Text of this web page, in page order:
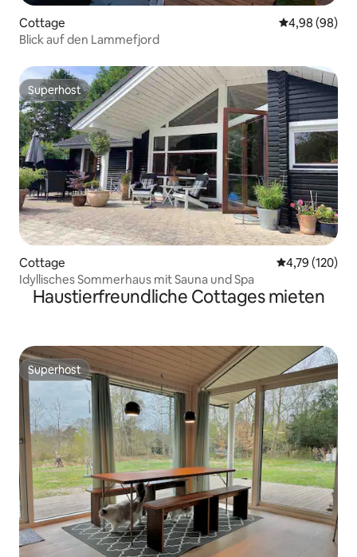
Cottage
4,98 (98)
Blick auf den Lammefjord
Superhost
Superhost
Cottage
4,79 (120)
Idyllisches Sommerhaus mit Sauna und Spa
Haustierfreundliche Cottages mieten
Superhost
Superhost